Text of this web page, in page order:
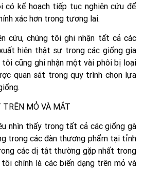
có kế hoạch tiếp tục nghiên cứu để
xác hơn trong tương lai.
cứu, chúng tôi ghi nhận tất cả các
hiện thật sự trong các giống gia
tôi cũng ghi nhận một vài phôi bị loại
quan sát trong quy trình chọn lựa
MỎ VÀ MẮT
nhìn thấy trong tất cả các giống gà
trong các đàn thương phẩm tại tỉnh
các dị tật thường gặp nhất trong
chính là các biến dạng trên mỏ và